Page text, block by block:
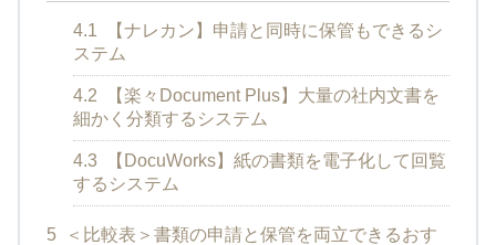
4.1
【ナレカン】申請と同時に保管もできるシ
ステム
4.2
【楽々Document Plus】大量の社内文書を
細かく分類するシステム
4.3
【DocuWorks】紙の書類を電子化して回覧
するシステム
5
＜比較表＞書類の申請と保管を両立できるおす